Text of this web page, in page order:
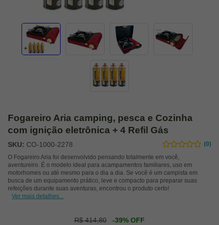
Fogareiro Aria camping, pesca e Cozinha
com ignição eletrônica + 4 Refil Gás
SKU: CO-1000-2278
(0)
O Fogareiro Aria foi desenvolvido pensando totalmente em você,
aventureiro. É o modelo ideal para acampamentos familiares, uso em
motorhomes ou até mesmo para o dia a dia. Se você é um campista em
busca de um equipamento prático, leve e compacto para preparar suas
refeições durante suas aventuras, encontrou o produto certo!
Ver mais detalhes...
R$ 414,80 -39% OFF